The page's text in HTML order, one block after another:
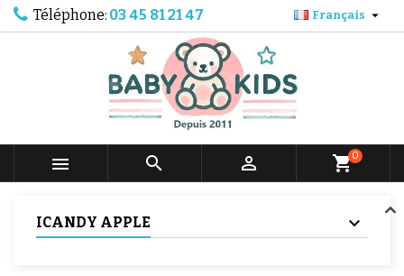
Téléphone: 03 45 81 21 47 Français 
   shopping_cart0
ICANDY APPLE